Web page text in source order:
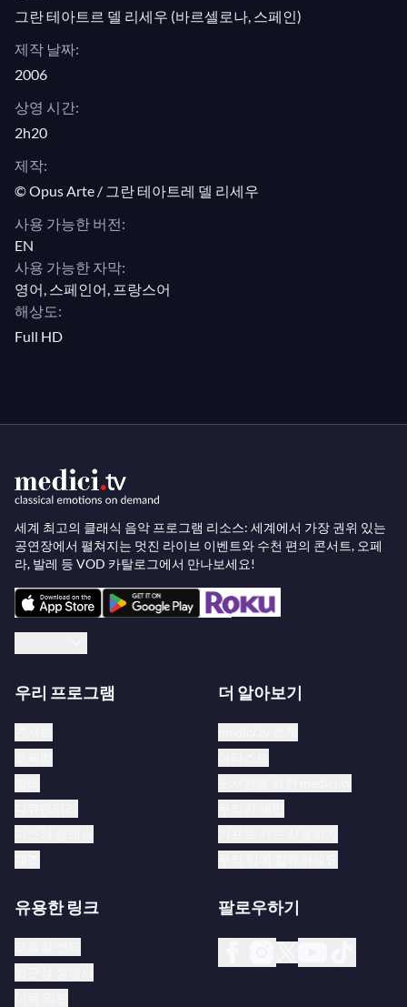
그란 테아트르 델 리세우 (바르셀로나, 스페인)
제작 날짜:
2006
상영 시간:
2h20
제작:
© Opus Arte / 그란 테아트레 델 리세우
사용 가능한 버전:
EN
사용 가능한 자막:
영어, 스페인어, 프랑스어
해상도:
Full HD
세계 최고의 클래식 음악 프로그램 리소스: 세계에서 가장 권위 있는
공연장에서 펼쳐지는 멋진 라이브 이벤트와 수천 편의 콘서트, 오페
라, 발레 등 VOD 카탈로그에서 만나보세요!
우리 프로그램 더 알아보기
유용한 링크 팔로우하기